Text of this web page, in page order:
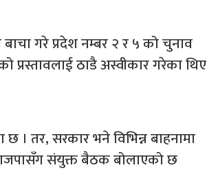
गरे प्रदेश नम्बर २ र ५ को चुनाव
प्रस्तावलाई ठाडै अस्वीकार गरेका थिए
छ । तर, सरकार भने विभिन्न बाहनामा
संयुक्त बैठक बोलाएको छ